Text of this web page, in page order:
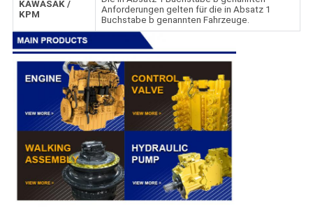
KAWASAK /
KPM
Anforderungen gelten für die in Absatz 1
Buchstabe b genannten Fahrzeuge.